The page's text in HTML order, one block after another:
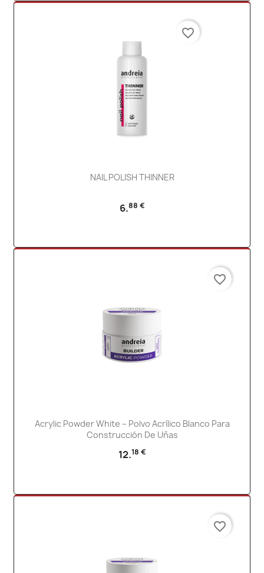
NAIL POLISH THINNER
6.88 €
favorite_border
Acrylic Powder White – Polvo Acrílico Blanco Para
Construcción De Uñas
12.18 €
favorite_border
favorite_border